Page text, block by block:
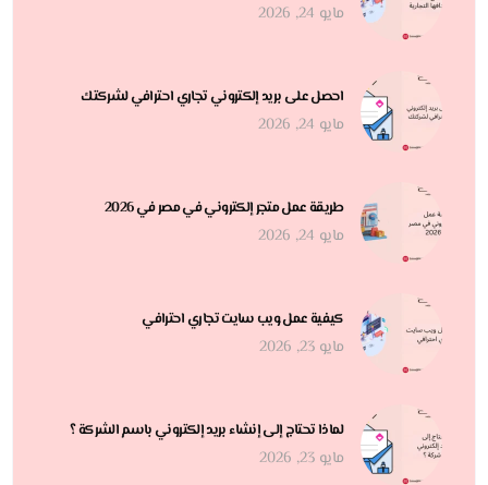
مايو 24, 2026
احصل على بريد إلكتروني تجاري احترافي لشركتك
مايو 24, 2026
طريقة عمل متجر إلكتروني في مصر في 2026
مايو 24, 2026
كيفية عمل ويب سايت تجاري احترافي
مايو 23, 2026
لماذا تحتاج إلى إنشاء بريد إلكتروني باسم الشركة ؟
مايو 23, 2026